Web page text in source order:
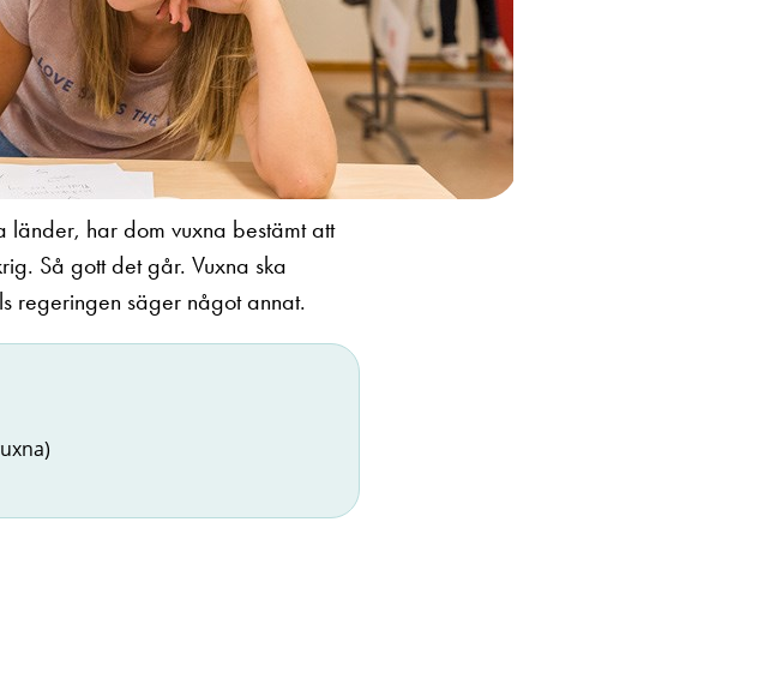
har dom vuxna bestämt att
Så gott det går. Vuxna ska
regeringen säger något annat.